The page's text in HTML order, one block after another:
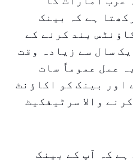
ہے کہ بینک
بند کرنے کے
سال سے زیادہ وقت
عمل عموماً سات
اور بینک کو اکاؤنٹ
والا سرٹیفکیٹ
ہے کہ آپ کے بینک